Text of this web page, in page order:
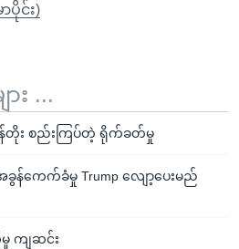
ပိုင်း)
း ...
း စည်းကြပ်တဲ့ ရိုက်ခတ်မှု
ကေက်ခံမှု Trump လျော့ပေးမည်
ကျဆင်း